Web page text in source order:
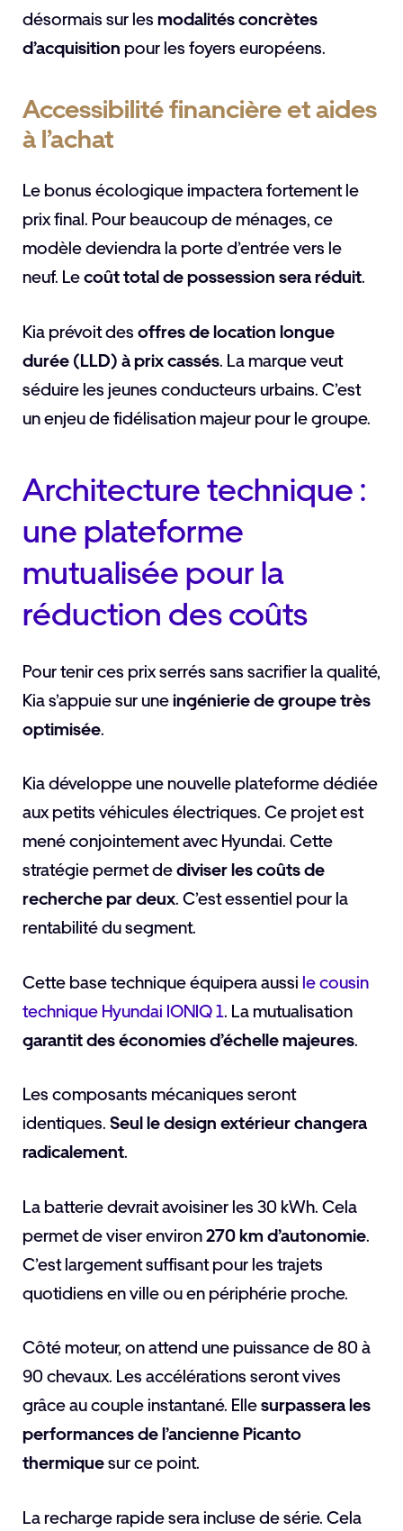
désormais sur les modalités concrètes
d’acquisition pour les foyers européens.
Accessibilité financière et aides
à l’achat
Le bonus écologique impactera fortement le
prix final. Pour beaucoup de ménages, ce
modèle deviendra la porte d’entrée vers le
neuf. Lecoût total de possession sera réduit.
Kia prévoit des offres de location longue
durée (LLD) à prix cassés. La marque veut
séduire les jeunes conducteurs urbains. C’est
un enjeu de fidélisation majeur pour le groupe.
Architecture technique :
une plateforme
mutualisée pour la
réduction des coûts
Pour tenir ces prix serrés sans sacrifier la qualité,
Kia s’appuie sur uneingénierie de groupe très
optimisée.
Kia développe une nouvelle plateforme dédiée
aux petits véhicules électriques. Ce projet est
mené conjointement avec Hyundai. Cette
stratégie permet dediviser les coûts de
recherche par deux. C’est essentiel pour la
rentabilité du segment.
Cette base technique équipera aussi le cousin
technique Hyundai IONIQ 1. La mutualisation
garantit des économies d’échelle majeures.
Les composants mécaniques seront
identiques. Seul le design extérieur changera
radicalement.
La batterie devrait avoisiner les 30 kWh. Cela
permet de viser environ270 km d’autonomie.
C’est largement suffisant pour les trajets
quotidiens en ville ou en périphérie proche.
Côté moteur, on attend une puissance de 80 à
90 chevaux. Les accélérations seront vives
grâce au couple instantané. Ellesurpassera les
performances de l’ancienne Picanto
thermiquesur ce point.
La recharge rapide sera incluse de série. Cela